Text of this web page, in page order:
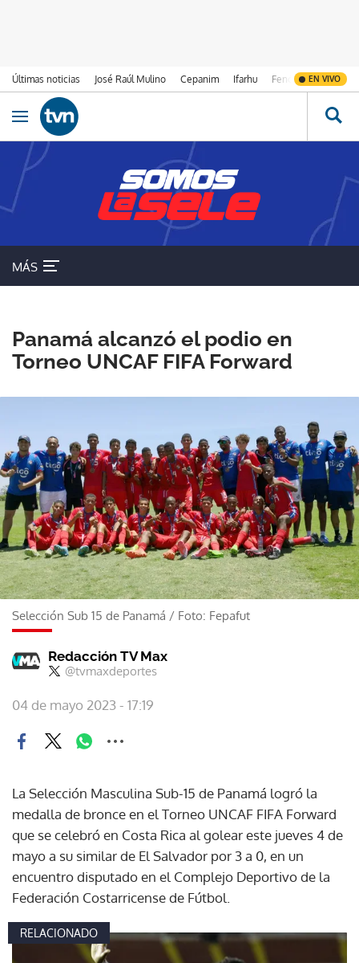
Últimas noticias José Raúl Mulino Cepanim Ifarhu Fenómeno de El
EN VIVO
Ir al contenido
Obrir navegació
MÁS
Panamá alcanzó el podio en
Torneo UNCAF FIFA Forward
Selección Sub 15 de Panamá / Foto: Fepafut
Redacción TV Max
@tvmaxdeportes
04 de mayo 2023 - 17:19
La Selección Masculina Sub-15 de Panamá logró la
medalla de bronce en el Torneo UNCAF FIFA Forward
que se celebró en Costa Rica al golear este jueves 4 de
mayo a su similar de El Salvador por 3 a 0, en un
encuentro disputado en el Complejo Deportivo de la
Federación Costarricense de Fútbol.
RELACIONADO